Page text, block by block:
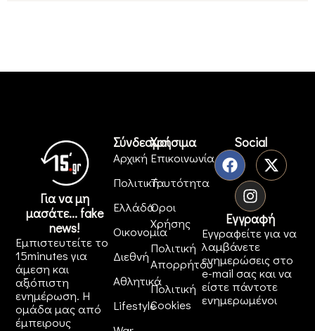
Για να μη
μασάτε... fake
news!
Εμπιστευτείτε το
15minutes για
άμεση και
αξιόπιστη
ενημέρωση. Η
ομάδα μας από
έμπειρους
Σύνδεσμοι
Αρχική
Πολιτική
Ελλάδα
Οικονομία
Διεθνή
Αθλητικά
Lifestyle
Χρήσιμα
Επικοινωνία
Ταυτότητα
Όροι
Χρήσης
Πολιτική
Απορρήτου
Πολιτική
Cookies
Social
Εγγραφή
Εγγραφείτε για να
λαμβάνετε
ενημερώσεις στο
e-mail σας και να
είστε πάντοτε
ενημερωμένοι